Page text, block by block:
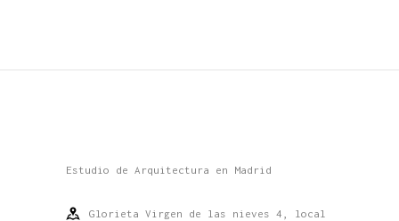
Estudio de Arquitectura en Madrid
Glorieta Virgen de las nieves 4, local